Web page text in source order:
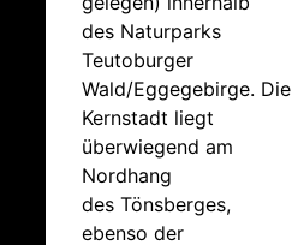
des Naturparks
Teutoburger
Wald/Eggegebirge. Die
Kernstadt liegt
überwiegend am
Nordhang
des Tönsberges,
ebenso der